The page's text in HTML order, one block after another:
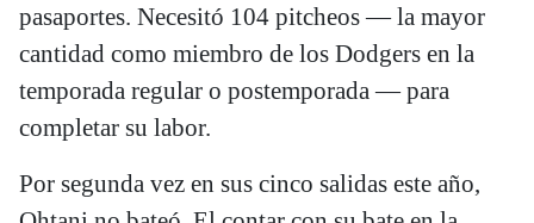
pasaportes. Necesitó 104 pitcheos — la mayor
cantidad como miembro de los Dodgers en la
temporada regular o postemporada — para
completar su labor.
Por segunda vez en sus cinco salidas este año,